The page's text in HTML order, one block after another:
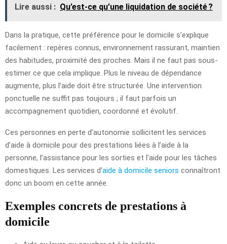
Lire aussi : Qu’est-ce qu’une liquidation de société ?
Dans la pratique, cette préférence pour le domicile s’explique
facilement : repères connus, environnement rassurant, maintien
des habitudes, proximité des proches. Mais il ne faut pas sous-
estimer ce que cela implique. Plus le niveau de dépendance
augmente, plus l’aide doit être structurée. Une intervention
ponctuelle ne suffit pas toujours ; il faut parfois un
accompagnement quotidien, coordonné et évolutif.
Ces personnes en perte d’autonomie sollicitent les services
d’aide à domicile pour des prestations liées à l’aide à la
personne, l’assistance pour les sorties et l’aide pour les tâches
domestiques. Les services d’aide à domicile seniors connaîtront
donc un boom en cette année.
Exemples concrets de prestations à
domicile